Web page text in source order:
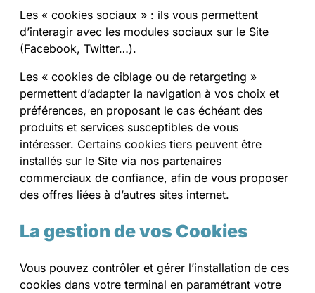
Les « cookies sociaux » : ils vous permettent
d’interagir avec les modules sociaux sur le Site
(Facebook, Twitter…).
Les « cookies de ciblage ou de retargeting »
permettent d’adapter la navigation à vos choix et
préférences, en proposant le cas échéant des
produits et services susceptibles de vous
intéresser. Certains cookies tiers peuvent être
installés sur le Site via nos partenaires
commerciaux de confiance, afin de vous proposer
des offres liées à d’autres sites internet.
La gestion de vos Cookies
Vous pouvez contrôler et gérer l’installation de ces
cookies dans votre terminal en paramétrant votre